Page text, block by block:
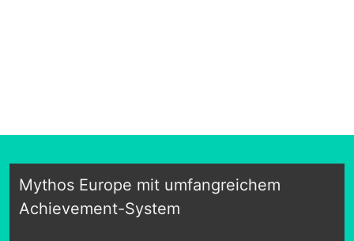
Mythos Europe mit umfangreichem
Achievement-System